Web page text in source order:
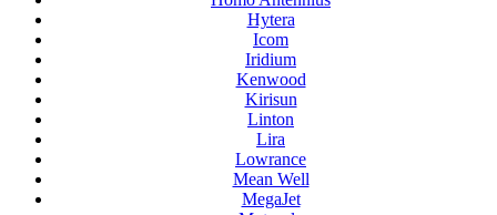
Hytera
Icom
Iridium
Kenwood
Kirisun
Linton
Lira
Lowrance
Mean Well
MegaJet